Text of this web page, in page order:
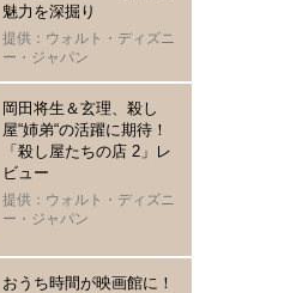
決定
本版予告編
魅力を深掘り
提供：ウォルト・ディズニ
ー・ジャパン
岡田将生＆玄理、殺し
屋“姉弟“の活躍に期待！
「殺し屋たちの店 2」レ
ビュー
提供：ウォルト・ディズニ
ー・ジャパン
おうち時間が映画館に！